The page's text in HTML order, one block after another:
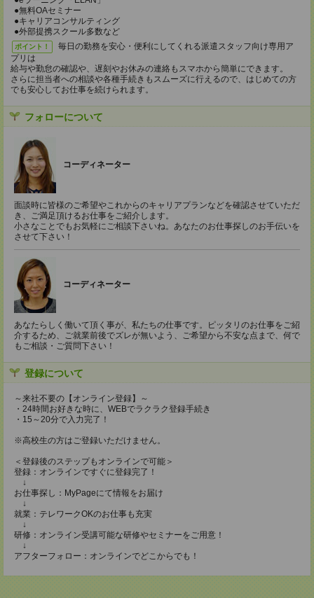
●無料OAセミナー
●キャリアコンサルティング
●外部提携スクール多数など
ポイント！
毎日の勤務を安心・便利にしてくれる派遣スタッフ向け専用ア
プリは
給与や勤怠の確認や、遅刻やお休みの連絡もスマホから簡単にできます。
さらに担当者への相談や各種手続きもスムーズに行えるので、はじめての方
でも安心してお仕事を続けられます。
フォローについて
コーディネーター
面談時に皆様のご希望やこれからのキャリアプランなどを確認させていただ
き、ご満足頂けるお仕事をご紹介します。
小さなことでもお気軽にご相談下さいね。あなたのお仕事探しのお手伝いを
させて下さい！
コーディネーター
あなたらしく働いて頂く事が、私たちの仕事です。ピッタリのお仕事をご紹
介するため、ご就業前後でズレが無いよう、ご希望から不安な点まで、何で
もご相談・ご質問下さい！
登録について
～来社不要の【オンライン登録】～
・24時間お好きな時に、WEBでラクラク登録手続き
・15～20分で入力完了！
※高校生の方はご登録いただけません。
＜登録後のステップもオンラインで可能＞
登録：オンラインですぐに登録完了！
↓
お仕事探し：MyPageにて情報をお届け
↓
就業：テレワークOKのお仕事も充実
↓
研修：オンライン受講可能な研修やセミナーをご用意！
↓
アフターフォロー：オンラインでどこからでも！